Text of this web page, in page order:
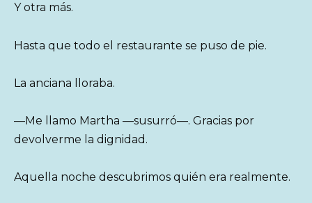
Y otra más.
Hasta que todo el restaurante se puso de pie.
La anciana lloraba.
—Me llamo Martha —susurró—. Gracias por
devolverme la dignidad.
Aquella noche descubrimos quién era realmente.